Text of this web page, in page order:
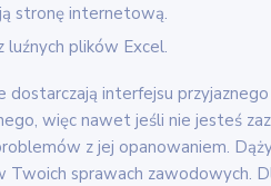
stronę internetową.
luźnych plików Excel.
dostarczają interfejsu
więc nawet jeśli nie jesteś
z jej opanowaniem.
Twoich sprawach zawodowych.